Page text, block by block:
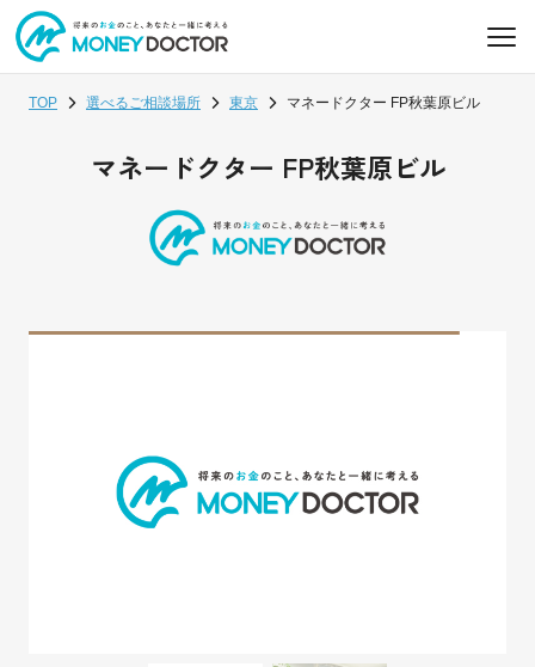
TOP 選べるご相談場所 東京 マネードクター FP秋葉原ビル
マネードクター FP秋葉原ビル